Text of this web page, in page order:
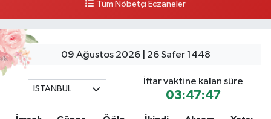
Yol Tarifi Al
Tuna Tillo Eczanesi
Akşemsettin Mahallesi, Akdeniz Caddesi No:12 A Fatih İstanbul
Tersane İstanbul Eczanesi
Camiikebir Mahallesi, Taşkızak Tersanesi Caddesi No:6 6B Kasımpaşa
Tüm Nöbetçi Eczaneler
09 Ağustos 2026 | 26 Safer 1448
İSTANBUL
İftar vaktine kalan süre
03:47:46